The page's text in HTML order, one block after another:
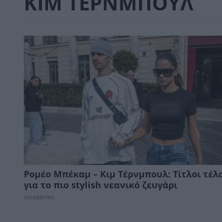
Ρομέο Μπέκαμ – Κιμ Τέρνμπουλ: Τίτλοι
για το πιο stylish νεανικό ζευγάρι
CELEBRITIES